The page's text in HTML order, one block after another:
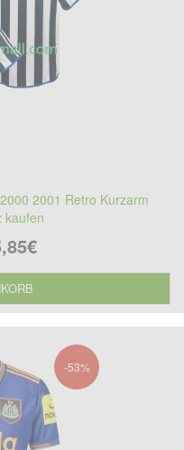
2001 Retro Kurzarm
kaufen
-53%